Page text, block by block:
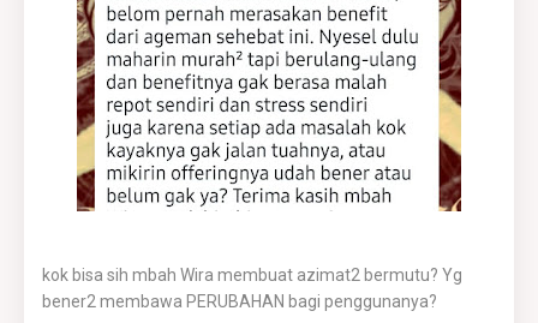
kok bisa sih mbah Wira membuat azimat2 bermutu? Yg
bener2 membawa PERUBAHAN bagi penggunanya?